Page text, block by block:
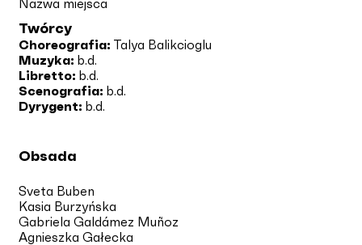
Nazwa miejsca
Twórcy
Choreografia: Talya Balikcioglu
Muzyka: b.d.
Libretto: b.d.
Scenografia: b.d.
Dyrygent: b.d.
Obsada
Sveta Buben
Kasia Burzyńska
Gabriela Galdámez Muñoz
Agnieszka Gałecka